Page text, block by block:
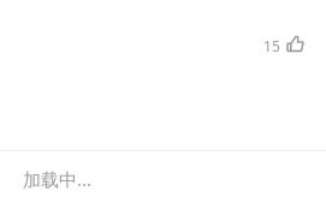
15
加载中...